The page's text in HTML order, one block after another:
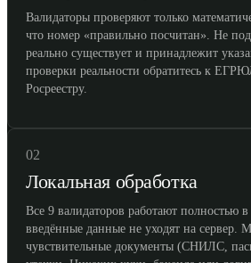
Валидаторы проверяют только
что номер «правильно посчитан». Не
реально существует и принадлежит
проверки реальности обратитесь к
Росреестру.
02
Локальная обработка
Все 9 валидаторов работают полностью
введённые данные не уходят на сервер.
чувствительные документы (СНИЛС,